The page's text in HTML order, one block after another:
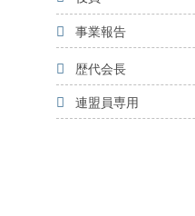
事業報告
歴代会長
連盟員専用